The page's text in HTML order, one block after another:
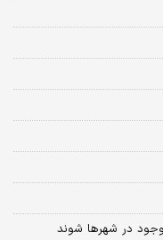
در شهرها شوند